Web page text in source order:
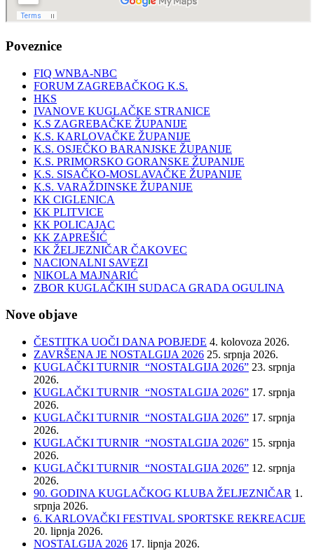
Poveznice
FIQ WNBA-NBC
FORUM ZAGREBAČKOG K.S.
HKS
IVANOVE KUGLAČKE STRANICE
K.S ZAGREBAČKE ŽUPANIJE
K.S. KARLOVAČKE ŽUPANIJE
K.S. OSJEČKO BARANJSKE ŽUPANIJE
K.S. PRIMORSKO GORANSKE ŽUPANIJE
K.S. SISAČKO-MOSLAVAČKE ŽUPANIJE
K.S. VARAŽDINSKE ŽUPANIJE
KK CIGLENICA
KK PLITVICE
KK POLICAJAC
KK ZAPREŠIĆ
KK ŽELJEZNIČAR ČAKOVEC
NACIONALNI SAVEZI
NIKOLA MAJNARIĆ
ZBOR KUGLAČKIH SUDACA GRADA OGULINA
Nove objave
ČESTITKA UOČI DANA POBJEDE 4. kolovoza 2026.
ZAVRŠENA JE NOSTALGIJA 2026 25. srpnja 2026.
KUGLAČKI TURNIR “NOSTALGIJA 2026” 23. srpnja
2026.
KUGLAČKI TURNIR “NOSTALGIJA 2026” 17. srpnja
2026.
KUGLAČKI TURNIR “NOSTALGIJA 2026” 17. srpnja
2026.
KUGLAČKI TURNIR “NOSTALGIJA 2026” 15. srpnja
2026.
KUGLAČKI TURNIR “NOSTALGIJA 2026” 12. srpnja
2026.
90. GODINA KUGLAČKOG KLUBA ŽELJEZNIČAR 1.
srpnja 2026.
6. KARLOVAČKI FESTIVAL SPORTSKE REKREACIJE
20. lipnja 2026.
NOSTALGIJA 2026 17. lipnja 2026.